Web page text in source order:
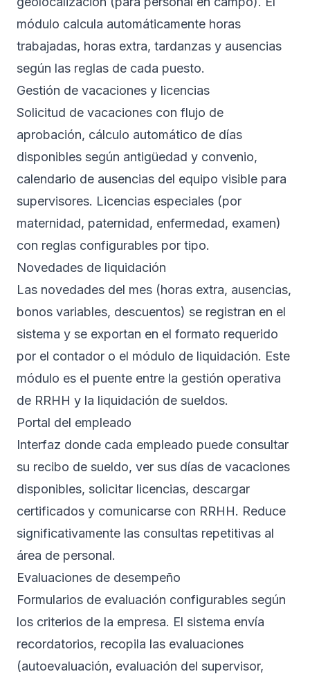
módulo calcula automáticamente horas
trabajadas, horas extra, tardanzas y ausencias
según las reglas de cada puesto.
Gestión de vacaciones y licencias
Solicitud de vacaciones con flujo de
aprobación, cálculo automático de días
disponibles según antigüedad y convenio,
calendario de ausencias del equipo visible para
supervisores. Licencias especiales (por
maternidad, paternidad, enfermedad, examen)
con reglas configurables por tipo.
Novedades de liquidación
Las novedades del mes (horas extra, ausencias,
bonos variables, descuentos) se registran en el
sistema y se exportan en el formato requerido
por el contador o el módulo de liquidación. Este
módulo es el puente entre la gestión operativa
de RRHH y la liquidación de sueldos.
Portal del empleado
Interfaz donde cada empleado puede consultar
su recibo de sueldo, ver sus días de vacaciones
disponibles, solicitar licencias, descargar
certificados y comunicarse con RRHH. Reduce
significativamente las consultas repetitivas al
área de personal.
Evaluaciones de desempeño
Formularios de evaluación configurables según
los criterios de la empresa. El sistema envía
recordatorios, recopila las evaluaciones
(autoevaluación, evaluación del supervisor,